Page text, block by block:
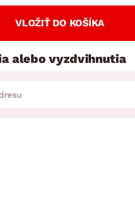
VLOŽIŤ DO KOŠÍKA
alebo vyzdvihnutia